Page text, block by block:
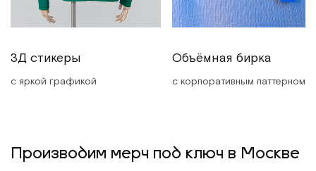
3Д стикеры
с яркой графикой
Объёмная бирка
с корпоративным паттерном
Производим мерч под ключ в Москве